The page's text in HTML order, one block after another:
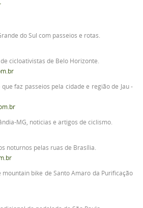
do Sul com passeios e rotas.
cicloativistas de Belo Horizonte.
que faz passeios pela cidade e região de Jau -
MG, noticias e artigos de ciclismo.
noturnos pelas ruas de Brasília.
mountain bike de Santo Amaro da Purificação